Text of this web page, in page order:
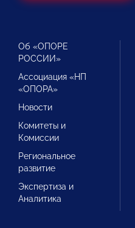
Об «ОПОРЕ
РОССИИ»
Ассоциация «НП
«ОПОРА»
Новости
Комитеты и
Комиссии
Региональное
развитие
Экспертиза и
Аналитика